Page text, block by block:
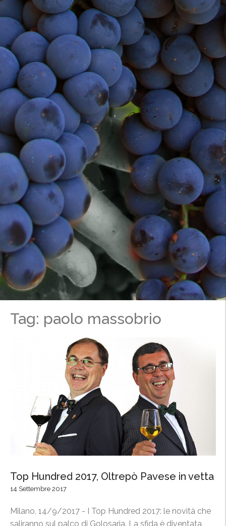
Tag: paolo massobrio
Top Hundred 2017, Oltrepò Pavese in vetta
14 Settembre 2017
Milano, 14/9/2017 - I Top Hundred 2017: le novità che
saliranno sul palco di Golosaria. La sfida è diventata